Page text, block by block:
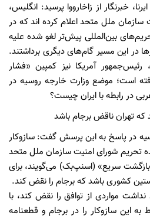
خبرنگار از زاخارووا پرسید: انگلیس،
سازمان ملل متحد اعلام کرده اند که در
بین‌المللی پیش‌تر لغو شده علیه
در این مسیر گام‌های دیگری برداشتند.
رئیس‌جمهور آمریکا نیز کمپین «فشار
است؛ موضع وزارت خارجه روسیه در
در رابطه با ایران چیست؟
تهران ناقض برجام باشد
در پاسخ به این پرسش گفت: سازوکار
تحریم شورای امنیت سازمان ملل متحد
سریع» (اسنپ‌بک) می‌گویند، برای
کشوری باشد که برجام را نقض کند.
مواردی از توافق را نقض کند، با
به این سازوکار را در برجام و قطعنامه